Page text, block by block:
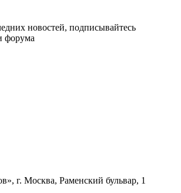
новостей, подписывайтесь
форума
г. Москва, Раменский бульвар, 1